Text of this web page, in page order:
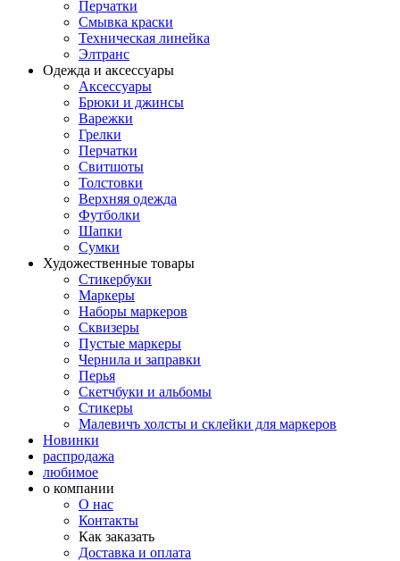
Перчатки
Смывка краски
Техническая линейка
Элтранс
Одежда и аксессуары
Аксессуары
Брюки и джинсы
Варежки
Грелки
Перчатки
Свитшоты
Толстовки
Верхняя одежда
Футболки
Шапки
Сумки
Художественные товары
Стикербуки
Маркеры
Наборы маркеров
Сквизеры
Пустые маркеры
Чернила и заправки
Перья
Скетчбуки и альбомы
Стикеры
Малевичъ холсты и склейки для маркеров
Новинки
распродажа
любимое
о компании
О нас
Контакты
Как заказать
Доставка и оплата